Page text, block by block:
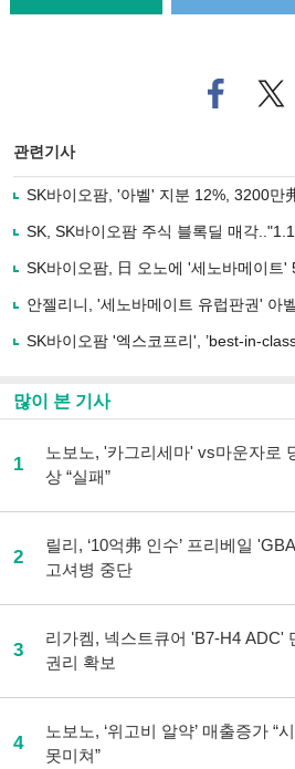
페
이
로
사
유
기
트위
터로
관련기사
SK바이오팜, '아벨' 지분 12%, 3200만
SK, SK바이오팜 주식 블록딜 매각
SK바이오팜, 日 오노에 '세노바메이트'
안젤리니, '세노바메이트 유럽판권' 아
SK바이오팜 '엑스코프리', ’best-in-
많이 본 기사
1
노보노, '카그리세마' vs마운자로
상 “실패”
2
릴리, ‘10억弗 인수’ 프리베일
고셔병 중단
3
리가켐, 넥스트큐어 'B7-H4 ADC'
권리 확보
4
노보노, ‘위고비 알약’ 매출증가 “
못미쳐”